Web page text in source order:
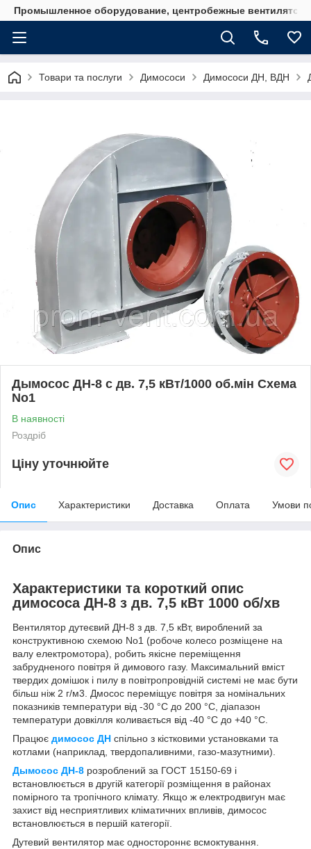
Промышленное оборудование, центробежные
Товари та послуги Димососи Димососи ДН, ВДН
Дымосос ДН-8 с дв. 7,5 кВт/1000 об.мін Схема
No1
В наявності
Роздріб
Ціну уточнюйте
Опис Характеристики Доставка Оплата Умови
Опис
Характеристики та короткий опис
димососа ДН-8 з дв. 7,5 кВт 1000 об/хв
Вентилятор дутеєвий ДН-8 з дв. 7,5 кВт, вироблений за
конструктивною схемою No1 (робоче колесо розміщене на
валу електромотора), робить якісне переміщення
забрудненого повітря й димового газу. Максимальний вміст
твердих домішок і пилу в повітропровідній системі не має бути
більш ніж 2 г/м3. Дмосос переміщує повітря за номінальних
показників температури від -30 °C до 200 °C, діапазон
температури довкілля коливається від -40 °C до +40 °C.
Працює димосос ДН спільно з кістковими установками та
котлами (наприклад, твердопаливними, газо-мазутними).
Дымосос ДН-8 розроблений за ГОСТ 15150-69 і
встановлюється в другій категорії розміщення в районах
помірного та тропічного клімату. Якщо ж електродвигун має
захист від несприятливих кліматичних впливів, димосос
встановлюється в першій категорії.
Дутевий вентилятор має одностороннє всмоктування.